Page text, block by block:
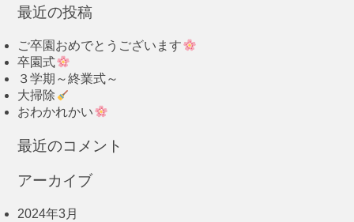
最近の投稿
ご卒園おめでとうございます
卒園式
３学期～終業式～
大掃除
おわかれかい
最近のコメント
アーカイブ
2024年3月